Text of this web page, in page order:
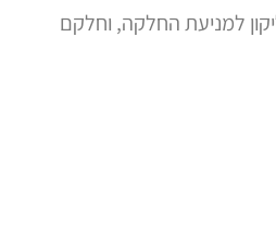
למניעת החלקה, וחלקם